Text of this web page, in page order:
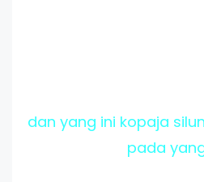
dan yang ini kopaja
pada